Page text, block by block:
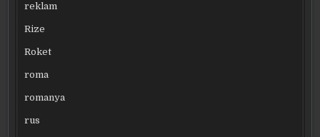
reklam
Rize
Roket
roma
romanya
rus